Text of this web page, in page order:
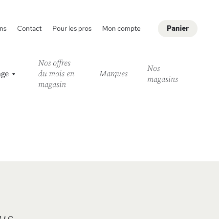
Panier
Contact Pour les pros Mon compte
Nos offres
du mois en
magasin
Marques
Nos
magasins